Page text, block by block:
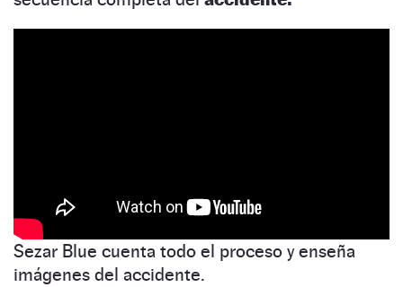
Sezar Blue cuenta todo el proceso y enseña
imágenes del accidente.